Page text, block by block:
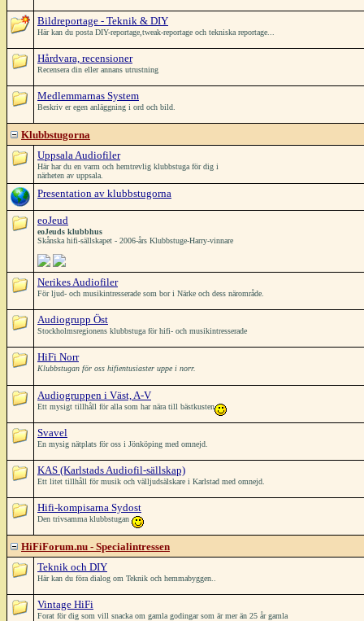
Bildreportage - Teknik & DIY
Här kan du posta DIY-reportage,tweak-reportage och tekniska reportage...
Hårdvara, recensioner
Recensera din eller annans utrustning
Medlemmarnas System
Beskriv er egen anläggning i ord och bild.
Klubbstugorna
Uppsala Audiofiler
Här har du en varm och hemtrevlig klubbstuga för dig i
närheten av uppsala.
Presentation av klubbstugorna
eoJeud
eoJeuds klubbhus
Skånska hifi-sällskapet - 2006-års Klubbstuge-Harry-vinnare
Nerikes Audiofiler
För ljud- och musikintresserade som bor i Närke och dess närområde.
Audiogrupp Öst
Stockholmsregionens klubbstuga för hifi- och musikintresserade
HiFi Norr
Klubbstugan för oss hifientusiaster uppe i norr.
Audiogruppen i Väst, A-V
Ett mysigt tillhåll för alla som har nära till bästkusten
Svavel
En mysig nätplats för oss i Jönköping med omnejd.
KAS (Karlstads Audiofil-sällskap)
Ett litet tillhåll för musik och välljudsälskare i Karlstad med omnejd.
Hifi-kompisarna Sydost
Den trivsamma klubbstugan
HiFiForum.nu - Specialintressen
Teknik och DIY
Här kan du föra dialog om Teknik och hemmabyggen..
Vintage HiFi
Forat för dig som vill snacka om gamla godingar som är mer än 25 år gamla